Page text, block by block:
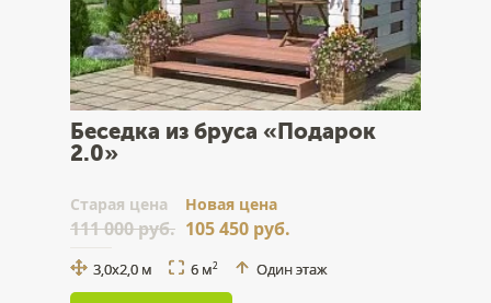
Беседка из бруса «Подарок
2.0»
Cтарая цена
111 000 руб.
Новая цена
105 450 руб.
3,0х2,0 м 6 м2 Один этаж